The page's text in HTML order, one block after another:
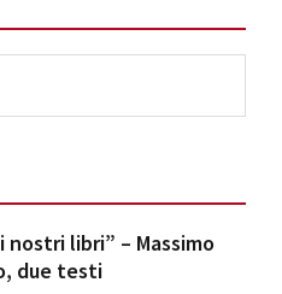
libri” – Massimo
due testi